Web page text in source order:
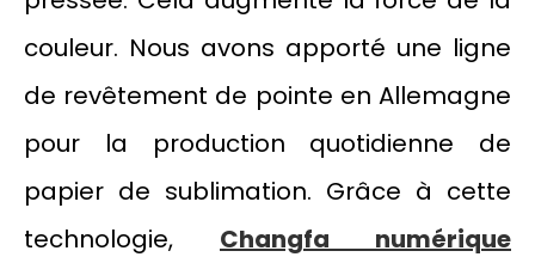
couleur. Nous avons apporté une ligne
de revêtement de pointe en Allemagne
pour la production quotidienne de
papier de sublimation. Grâce à cette
technologie, Changfa numérique